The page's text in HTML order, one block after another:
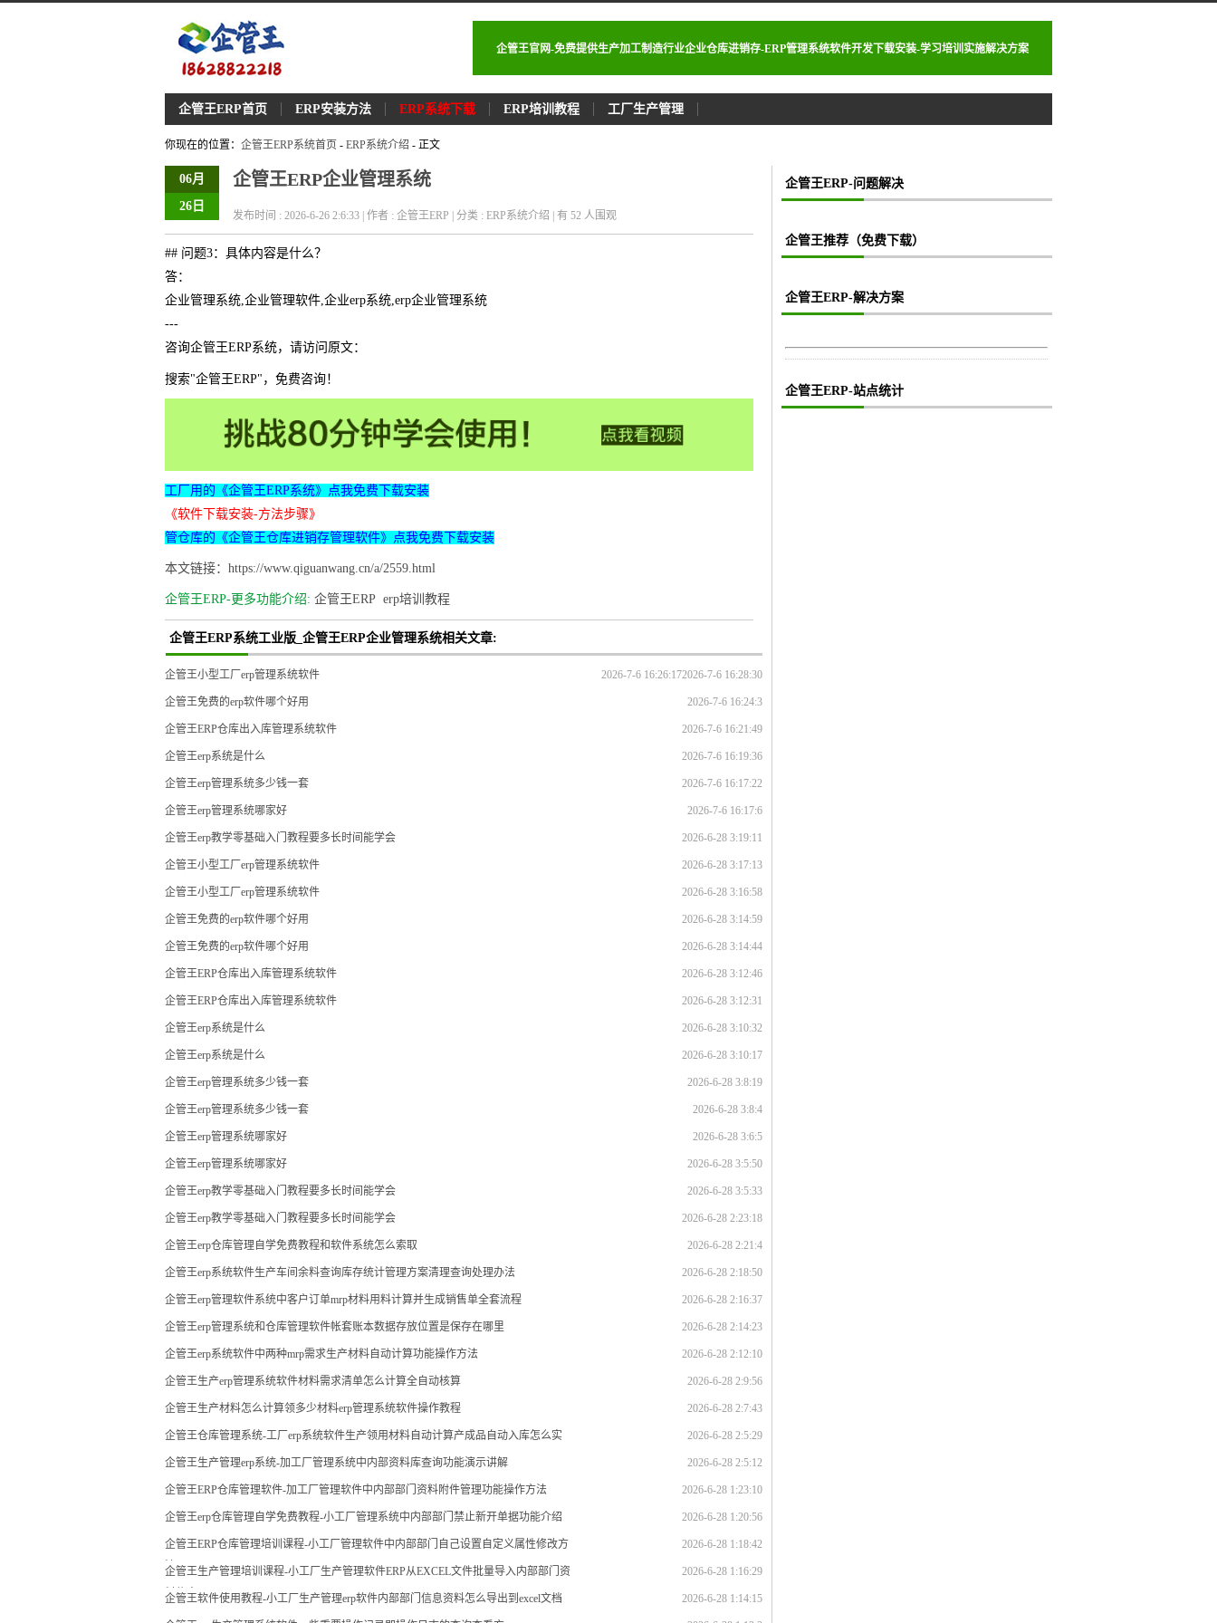
企管王官网-免费提供生产加工制造行业企业仓库进销存-ERP管理系统软件开发下载安装-学习培训实施解决方案
企管王ERP首页 ERP安装方法 ERP系统下载 ERP培训教程 工厂生产管理
你现在的位置： 企管王ERP系统首页 - ERP系统介绍 - 正文
06月
26日
企管王ERP企业管理系统
发布时间 : 2026-6-26 2:6:33 | 作者 : 企管王ERP | 分类 : ERP系统介绍 | 有 52 人围观
## 问题3：具体内容是什么？
答：
企业管理系统,企业管理软件,企业erp系统,erp企业管理系统
---
咨询企管王ERP系统，请访问原文：
搜索"企管王ERP"，免费咨询！
工厂用的《企管王ERP系统》点我免费下载安装
《软件下载安装-方法步骤》
管仓库的《企管王仓库进销存管理软件》点我免费下载安装
本文链接：https://www.qiguanwang.cn/a/2559.html
企管王ERP-更多功能介绍: 企管王ERP erp培训教程
企管王ERP系统工业版_企管王ERP企业管理系统相关文章:
2026-7-6 16:28:30
企管王小型工厂erp管理系统软件 2026-7-6 16:26:17
企管王免费的erp软件哪个好用 2026-7-6 16:24:3
企管王ERP仓库出入库管理系统软件 2026-7-6 16:21:49
企管王erp系统是什么 2026-7-6 16:19:36
企管王erp管理系统多少钱一套 2026-7-6 16:17:22
企管王erp管理系统哪家好 2026-7-6 16:17:6
企管王erp教学零基础入门教程要多长时间能学会 2026-6-28 3:19:11
企管王小型工厂erp管理系统软件 2026-6-28 3:17:13
企管王小型工厂erp管理系统软件 2026-6-28 3:16:58
企管王免费的erp软件哪个好用 2026-6-28 3:14:59
企管王免费的erp软件哪个好用 2026-6-28 3:14:44
企管王ERP仓库出入库管理系统软件 2026-6-28 3:12:46
企管王ERP仓库出入库管理系统软件 2026-6-28 3:12:31
企管王erp系统是什么 2026-6-28 3:10:32
企管王erp系统是什么 2026-6-28 3:10:17
企管王erp管理系统多少钱一套 2026-6-28 3:8:19
企管王erp管理系统多少钱一套 2026-6-28 3:8:4
企管王erp管理系统哪家好 2026-6-28 3:6:5
企管王erp管理系统哪家好 2026-6-28 3:5:50
企管王erp教学零基础入门教程要多长时间能学会 2026-6-28 3:5:33
企管王erp教学零基础入门教程要多长时间能学会 2026-6-28 2:23:18
企管王erp仓库管理自学免费教程和软件系统怎么索取 2026-6-28 2:21:4
企管王erp系统软件生产车间余料查询库存统计管理方案清理查询处理办法 2026-6-28 2:18:50
企管王erp管理软件系统中客户订单mrp材料用料计算并生成销售单全套流程 2026-6-28 2:16:37
企管王erp管理系统和仓库管理软件帐套账本数据存放位置是保存在哪里 2026-6-28 2:14:23
企管王erp系统软件中两种mrp需求生产材料自动计算功能操作方法 2026-6-28 2:12:10
企管王生产erp管理系统软件材料需求清单怎么计算全自动核算 2026-6-28 2:9:56
企管王生产材料怎么计算领多少材料erp管理系统软件操作教程 2026-6-28 2:7:43
企管王仓库管理系统-工厂erp系统软件生产领用材料自动计算产成品自动入库怎么实
现
2026-6-28 2:5:29
企管王生产管理erp系统-加工厂管理系统中内部资料库查询功能演示讲解 2026-6-28 2:5:12
企管王ERP仓库管理软件-加工厂管理软件中内部部门资料附件管理功能操作方法 2026-6-28 1:23:10
企管王erp仓库管理自学免费教程-小工厂管理系统中内部部门禁止新开单据功能介绍 2026-6-28 1:20:56
企管王ERP仓库管理培训课程-小工厂管理软件中内部部门自己设置自定义属性修改方
法
2026-6-28 1:18:42
企管王生产管理培训课程-小工厂生产管理软件ERP从EXCEL文件批量导入内部部门资
料信息
2026-6-28 1:16:29
企管王软件使用教程-小工厂生产管理erp软件内部部门信息资料怎么导出到excel文档 2026-6-28 1:14:15
企管王ERP-问题解决
企管王推荐（免费下载）
企管王ERP-解决方案
企管王ERP-站点统计